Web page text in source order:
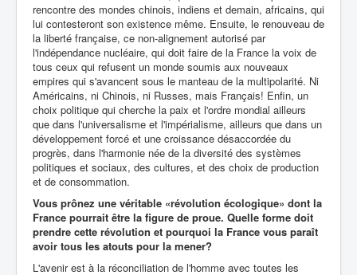
rencontre des mondes chinois, indiens et demain, africains, qui
lui contesteront son existence même. Ensuite, le renouveau de
la liberté française, ce non-alignement autorisé par
l'indépendance nucléaire, qui doit faire de la France la voix de
tous ceux qui refusent un monde soumis aux nouveaux
empires qui s'avancent sous le manteau de la multipolarité. Ni
Américains, ni Chinois, ni Russes, mais Français! Enfin, un
choix politique qui cherche la paix et l'ordre mondial ailleurs
que dans l'universalisme et l'impérialisme, ailleurs que dans un
développement forcé et une croissance désaccordée du
progrès, dans l'harmonie née de la diversité des systèmes
politiques et sociaux, des cultures, et des choix de production
et de consommation.
Vous prônez une véritable «révolution écologique» dont la
France pourrait être la figure de proue. Quelle forme doit
prendre cette révolution et pourquoi la France vous paraît
avoir tous les atouts pour la mener?
L'avenir est à la réconciliation de l'homme avec toutes les